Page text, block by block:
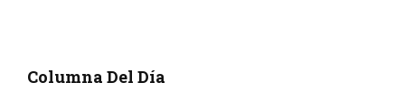
Columna Del Día